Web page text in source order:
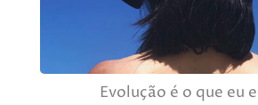
Evolução é o que eu